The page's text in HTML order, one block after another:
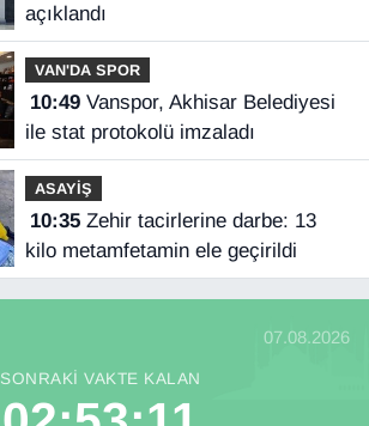
açıklandı
VAN'DA SPOR
10:49Vanspor, Akhisar Belediyesi
ile stat protokolü imzaladı
ASAYİŞ
10:35Zehir tacirlerine darbe: 13
kilo metamfetamin ele geçirildi
07.08.2026
SONRAKI VAKTE KALAN